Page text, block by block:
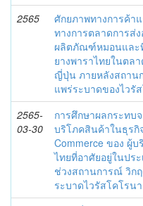
2565
ศักยภาพทางการค้า
ทางการตลาดการส่
ผลิตภัณฑ์หมอนและ
ยางพาราไทยในตล
ญี่ปุ่น ภายหลังสถาน
แพร่ระบาดของไวรั
2565-
03-30
การศึกษาผลกระทบ
บริโภคสินค้าในธุรกิ
Commerce ของ ผู้บ
ไทยที่อาศัยอยู่ในปร
ช่วงสถานการณ์ วิก
ระบาดไวรัสโคโรนา